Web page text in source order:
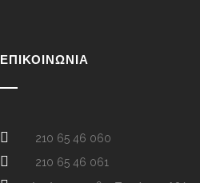
ΕΠΙΚΟΙΝΩΝΊΑ
210 65 46 060
210 65 46 061